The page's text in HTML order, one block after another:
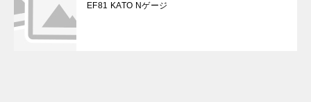
EF81 KATO Nゲージ